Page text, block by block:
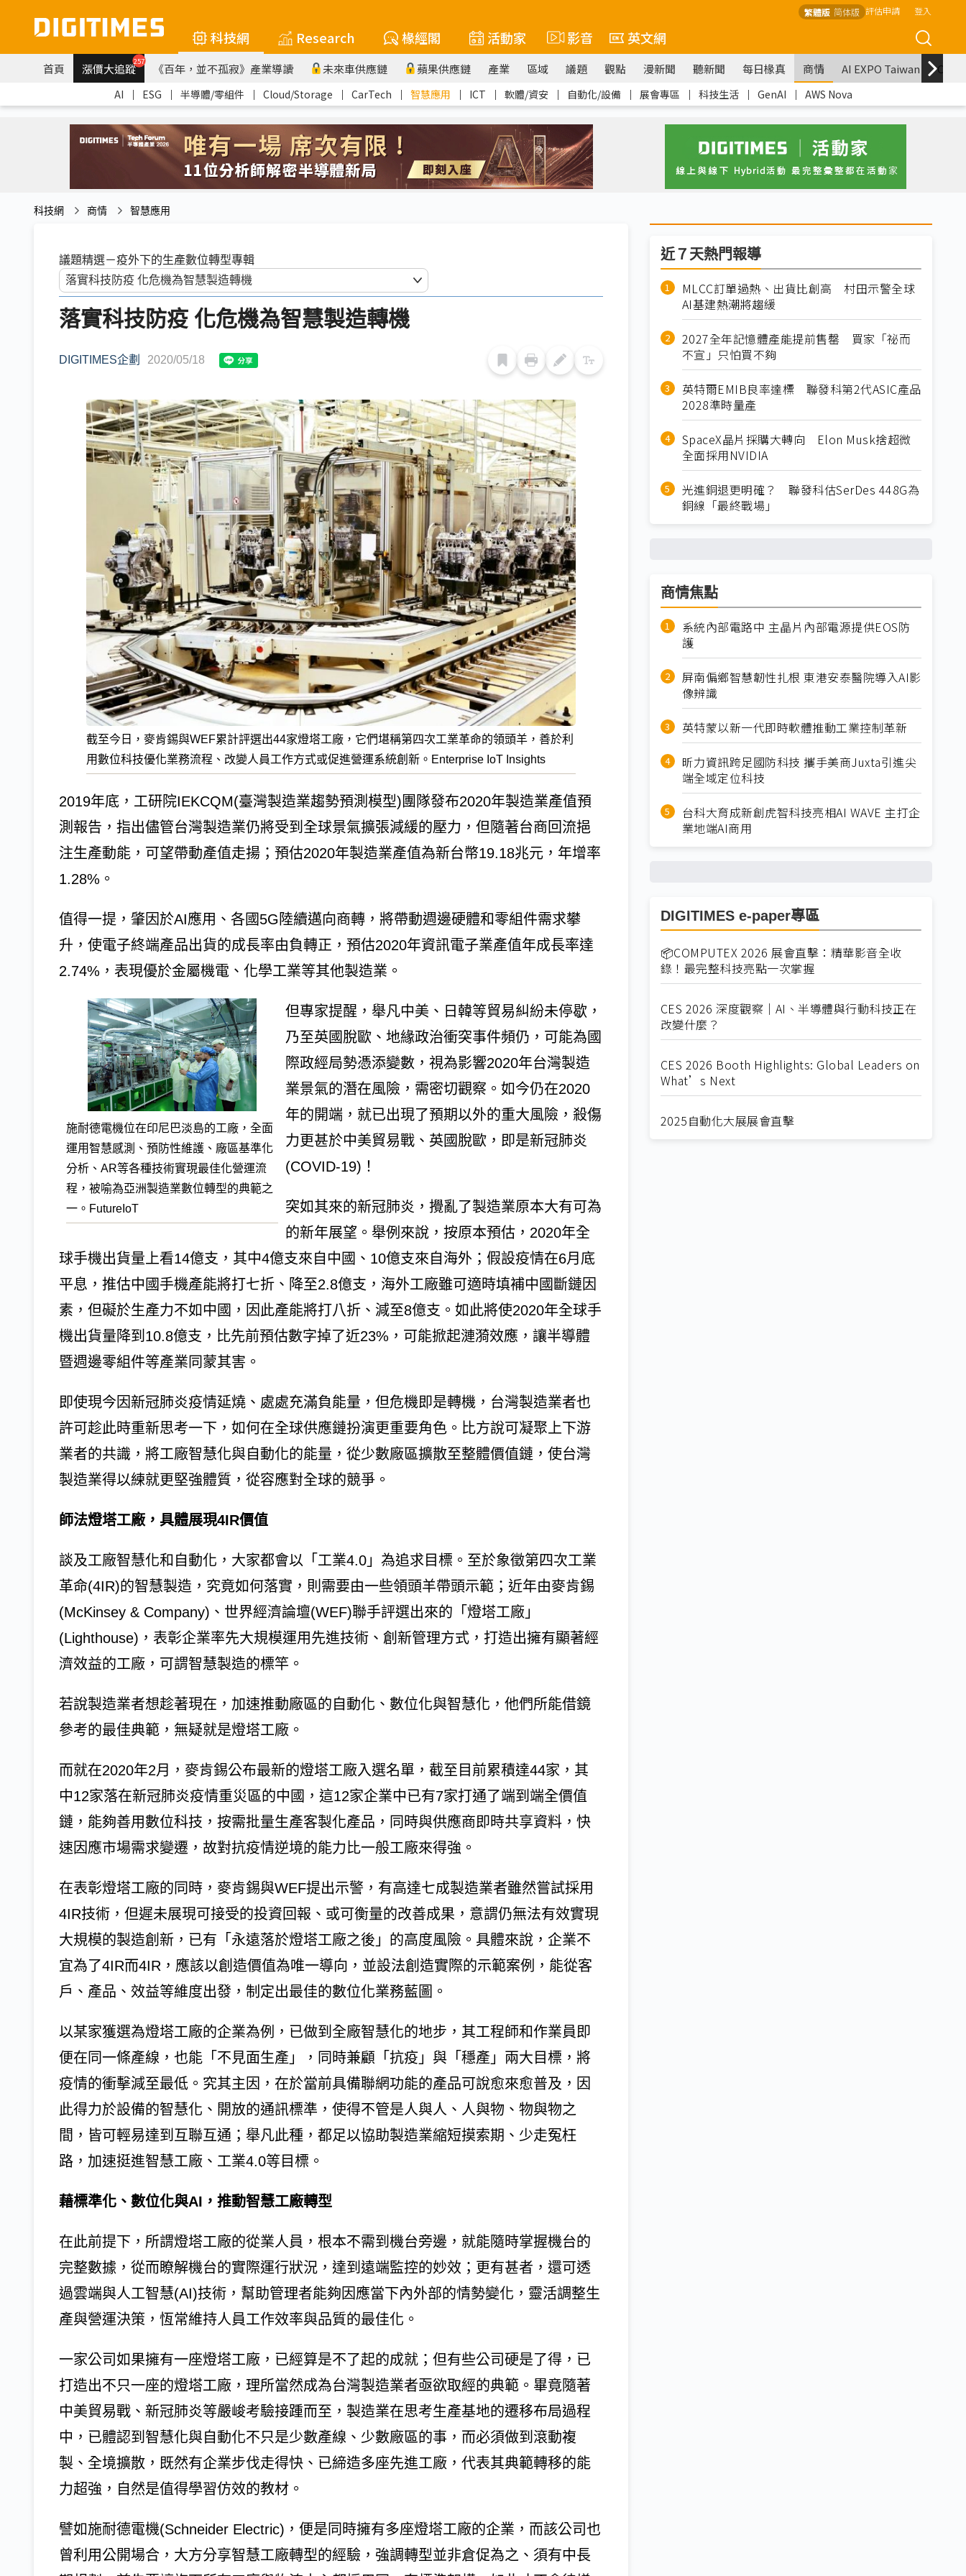
繁體版 简体版 評估申請 登入
科技網 Research 椽經閣 活動家 影音 英文網
首頁 漲價大追蹤257 《百年，並不孤寂》產業導讀 未來車供應鏈 蘋果供應鏈 產業 區域 議題 觀點 漫新聞 聽新聞 每日椽真 商情 AI EXPO Taiwan
AI ｜ ESG ｜ 半導體/零組件 ｜ Cloud/Storage ｜ CarTech ｜ 智慧應用 ｜ ICT ｜ 軟體/資安 ｜ 自動化/設備 ｜ 展會專區 ｜ 科技生活 ｜ GenAI ｜ AWS Nova
科技網 商情 智慧應用
議題精選－疫外下的生產數位轉型專輯
落實科技防疫 化危機為智慧製造轉機
DIGITIMES企劃 2020/05/18
截至今日，麥肯錫與WEF累計評選出44家燈塔工廠，它們堪稱第四次工業革命的領頭羊，善於利
用數位科技優化業務流程、改變人員工作方式或促進營運系統創新。Enterprise IoT Insights
2019年底，工研院IEKCQM(臺灣製造業趨勢預測模型)團隊發布2020年製造業產值預
測報告，指出儘管台灣製造業仍將受到全球景氣擴張減緩的壓力，但隨著台商回流挹
注生產動能，可望帶動產值走揚；預估2020年製造業產值為新台幣19.18兆元，年增率
1.28%。
值得一提，肇因於AI應用、各國5G陸續邁向商轉，將帶動週邊硬體和零組件需求攀
升，使電子終端產品出貨的成長率由負轉正，預估2020年資訊電子業產值年成長率達
2.74%，表現優於金屬機電、化學工業等其他製造業。
施耐德電機位在印尼巴淡島的工廠，全面
運用智慧感測、預防性維護、廠區基準化
分析、AR等各種技術實現最佳化營運流
程，被喻為亞洲製造業數位轉型的典範之
一。FutureIoT
但專家提醒，舉凡中美、日韓等貿易糾紛未停歇，
乃至英國脫歐、地緣政治衝突事件頻仍，可能為國
際政經局勢憑添變數，視為影響2020年台灣製造
業景氣的潛在風險，需密切觀察。如今仍在2020
年的開端，就已出現了預期以外的重大風險，殺傷
力更甚於中美貿易戰、英國脫歐，即是新冠肺炎
(COVID-19)！
突如其來的新冠肺炎，攪亂了製造業原本大有可為
的新年展望。舉例來說，按原本預估，2020年全
球手機出貨量上看14億支，其中4億支來自中國、10億支來自海外；假設疫情在6月底
平息，推估中國手機產能將打七折、降至2.8億支，海外工廠雖可適時填補中國斷鏈因
素，但礙於生產力不如中國，因此產能將打八折、減至8億支。如此將使2020年全球手
機出貨量降到10.8億支，比先前預估數字掉了近23%，可能掀起漣漪效應，讓半導體
暨週邊零組件等產業同蒙其害。
即使現今因新冠肺炎疫情延燒、處處充滿負能量，但危機即是轉機，台灣製造業者也
許可趁此時重新思考一下，如何在全球供應鏈扮演更重要角色。比方說可凝聚上下游
業者的共識，將工廠智慧化與自動化的能量，從少數廠區擴散至整體價值鏈，使台灣
製造業得以練就更堅強體質，從容應對全球的競爭。
師法燈塔工廠，具體展現4IR價值
談及工廠智慧化和自動化，大家都會以「工業4.0」為追求目標。至於象徵第四次工業
革命(4IR)的智慧製造，究竟如何落實，則需要由一些領頭羊帶頭示範；近年由麥肯錫
(McKinsey & Company)、世界經濟論壇(WEF)聯手評選出來的「燈塔工廠」
(Lighthouse)，表彰企業率先大規模運用先進技術、創新管理方式，打造出擁有顯著經
濟效益的工廠，可謂智慧製造的標竿。
若說製造業者想趁著現在，加速推動廠區的自動化、數位化與智慧化，他們所能借鏡
參考的最佳典範，無疑就是燈塔工廠。
而就在2020年2月，麥肯錫公布最新的燈塔工廠入選名單，截至目前累積達44家，其
中12家落在新冠肺炎疫情重災區的中國，這12家企業中已有7家打通了端到端全價值
鏈，能夠善用數位科技，按需批量生產客製化產品，同時與供應商即時共享資料，快
速因應市場需求變遷，故對抗疫情逆境的能力比一般工廠來得強。
在表彰燈塔工廠的同時，麥肯錫與WEF提出示警，有高達七成製造業者雖然嘗試採用
4IR技術，但遲未展現可接受的投資回報、或可衡量的改善成果，意謂仍無法有效實現
大規模的製造創新，已有「永遠落於燈塔工廠之後」的高度風險。具體來說，企業不
宜為了4IR而4IR，應該以創造價值為唯一導向，並設法創造實際的示範案例，能從客
戶、產品、效益等維度出發，制定出最佳的數位化業務藍圖。
以某家獲選為燈塔工廠的企業為例，已做到全廠智慧化的地步，其工程師和作業員即
便在同一條產線，也能「不見面生產」，同時兼顧「抗疫」與「穩產」兩大目標，將
疫情的衝擊減至最低。究其主因，在於當前具備聯網功能的產品可說愈來愈普及，因
此得力於設備的智慧化、開放的通訊標準，使得不管是人與人、人與物、物與物之
間，皆可輕易達到互聯互通；舉凡此種，都足以協助製造業縮短摸索期、少走冤枉
路，加速挺進智慧工廠、工業4.0等目標。
藉標準化、數位化與AI，推動智慧工廠轉型
在此前提下，所謂燈塔工廠的從業人員，根本不需到機台旁邊，就能隨時掌握機台的
完整數據，從而瞭解機台的實際運行狀況，達到遠端監控的妙效；更有甚者，還可透
過雲端與人工智慧(AI)技術，幫助管理者能夠因應當下內外部的情勢變化，靈活調整生
產與營運決策，恆常維持人員工作效率與品質的最佳化。
一家公司如果擁有一座燈塔工廠，已經算是不了起的成就；但有些公司硬是了得，已
打造出不只一座的燈塔工廠，理所當然成為台灣製造業者亟欲取經的典範。畢竟隨著
中美貿易戰、新冠肺炎等嚴峻考驗接踵而至，製造業在思考生產基地的遷移布局過程
中，已體認到智慧化與自動化不只是少數產線、少數廠區的事，而必須做到滾動複
製、全境擴散，既然有企業步伐走得快、已締造多座先進工廠，代表其典範轉移的能
力超強，自然是值得學習仿效的教材。
譬如施耐德電機(Schneider Electric)，便是同時擁有多座燈塔工廠的企業，而該公司也
曾利用公開場合，大方分享智慧工廠轉型的經驗，強調轉型並非倉促為之、須有中長
近７天熱門報導
MLCC訂單過熱、出貨比創高 村田示警全球
AI基建熱潮將趨緩
2027全年記憶體產能提前售罄 買家「祕而
不宣」只怕買不夠
英特爾EMIB良率達標 聯發科第2代ASIC產品
2028準時量產
SpaceX晶片採購大轉向 Elon Musk捨超微
全面採用NVIDIA
光進銅退更明確？ 聯發科估SerDes 448G為
銅線「最終戰場」
商情焦點
系統內部電路中 主晶片內部電源提供EOS防
護
屏南偏鄉智慧韌性扎根 東港安泰醫院導入AI影
像辨識
英特蒙以新一代即時軟體推動工業控制革新
昕力資訊跨足國防科技 攜手美商Juxta引進尖
端全域定位科技
台科大育成新創虎智科技亮相AI WAVE 主打企
業地端AI商用
DIGITIMES e-paper專區
📦COMPUTEX 2026 展會直擊：精華影音全收
錄！最完整科技亮點一次掌握
CES 2026 深度觀察｜AI、半導體與行動科技正在
改變什麼？
CES 2026 Booth Highlights: Global Leaders on
What’s Next
2025自動化大展展會直擊